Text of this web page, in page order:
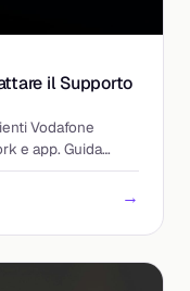
il Supporto
Vodafone
e app. Guida
→